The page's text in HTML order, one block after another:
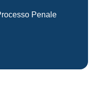
Penale